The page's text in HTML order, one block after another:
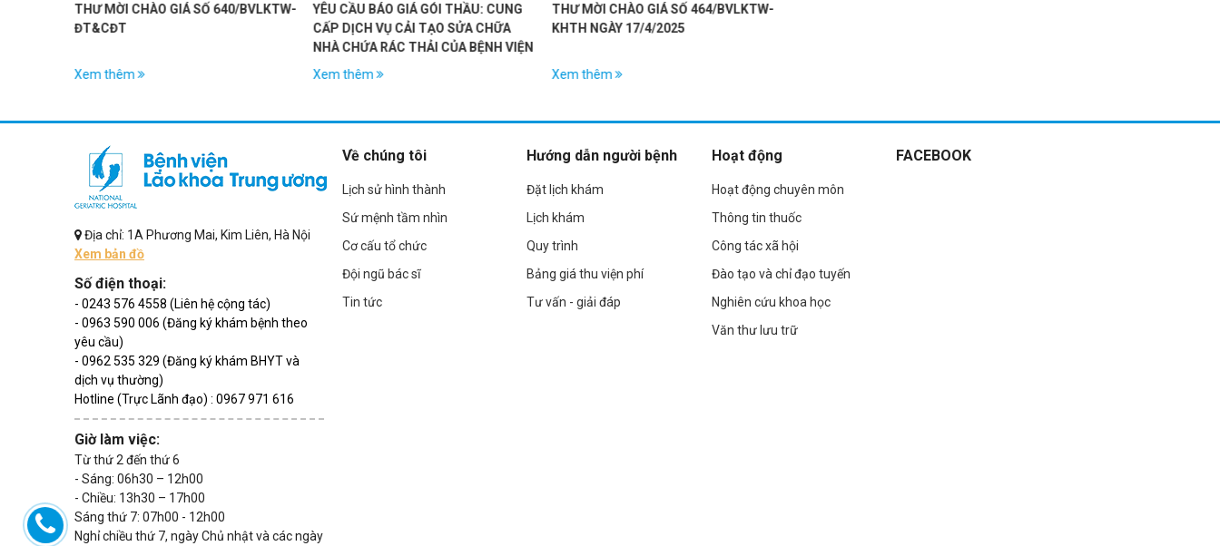
THƯ MỜI CHÀO GIÁ SỐ 640/BVLKTW-
ĐT&CĐT
Xem thêm
YÊU CẦU BÁO GIÁ GÓI THẦU: CUNG
CẤP DỊCH VỤ CẢI TẠO SỬA CHỮA
NHÀ CHỨA RÁC THẢI CỦA BỆNH VIỆN
Xem thêm
THƯ MỜI CHÀO GIÁ SỐ 464/BVLKTW-
KHTH NGÀY 17/4/2025
Xem thêm
Địa chỉ: 1A Phương Mai, Kim Liên, Hà Nội
Xem bản đồ
Số điện thoại:
- 0243 576 4558 (Liên hệ cộng tác)
- 0963 590 006 (Đăng ký khám bệnh theo
yêu cầu)
- 0962 535 329 (Đăng ký khám BHYT và
dịch vụ thường)
Hotline (Trực Lãnh đạo) : 0967 971 616
Giờ làm việc:
Từ thứ 2 đến thứ 6
- Sáng: 06h30 – 12h00
- Chiều: 13h30 – 17h00
Sáng thứ 7: 07h00 - 12h00
Nghỉ chiều thứ 7, ngày Chủ nhật và các ngày
Về chúng tôi
Lịch sử hình thành
Sứ mệnh tầm nhìn
Cơ cấu tổ chức
Đội ngũ bác sĩ
Tin tức
Hướng dẫn người bệnh
Đặt lịch khám
Lịch khám
Quy trình
Bảng giá thu viện phí
Tư vấn - giải đáp
Hoạt động
Hoạt động chuyên môn
Thông tin thuốc
Công tác xã hội
Đào tạo và chỉ đạo tuyến
Nghiên cứu khoa học
Văn thư lưu trữ
FACEBOOK